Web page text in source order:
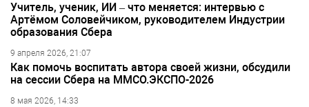
Учитель, ученик, ИИ – что меняется: интервью с
Артёмом Соловейчиком, руководителем Индустрии
образования Сбера
9 апреля 2026, 21:07
Как помочь воспитать автора своей жизни, обсудили
на сессии Сбера на ММСО.ЭКСПО-2026
8 мая 2026, 14:33